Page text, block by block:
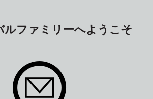
ルファミリーへようこそ